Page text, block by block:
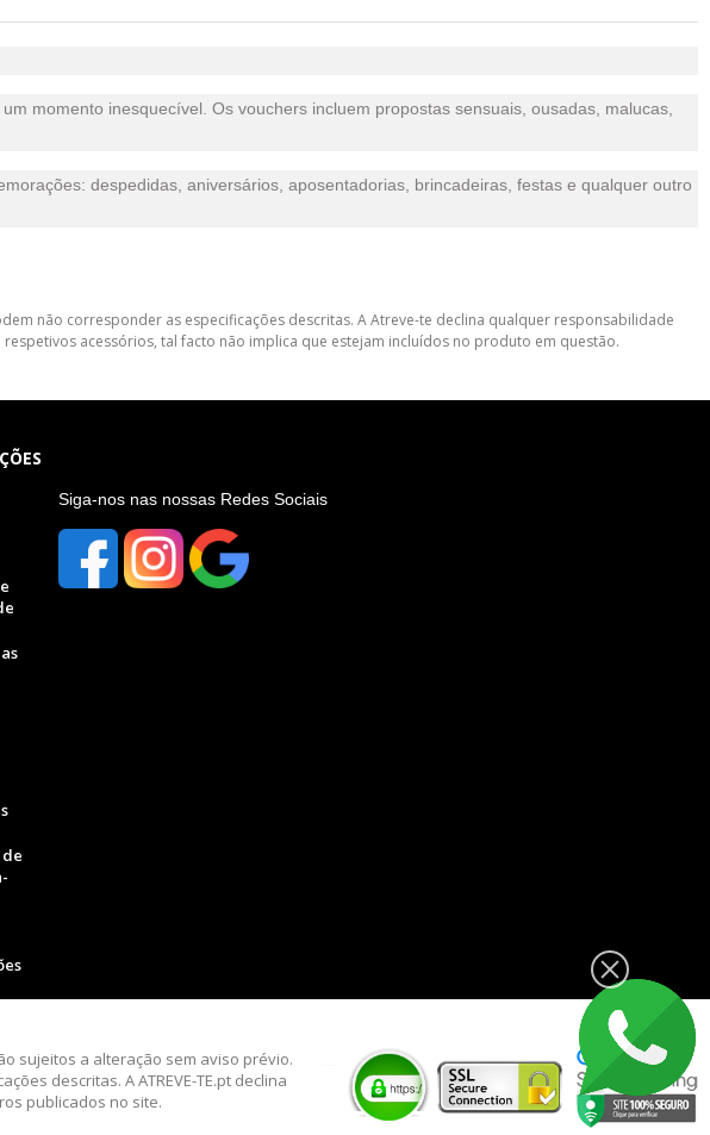
momento inesquecível. Os vouchers incluem propostas sensuais, ousadas, malucas,
despedidas, aniversários, aposentadorias, brincadeiras, festas e qualquer outro
não corresponder as especificações descritas. A Atreve-te declina qualquer responsabilidade
acessórios, tal facto não implica que estejam incluídos no produto em questão.
Siga-nos nas nossas Redes Sociais
sujeitos a alteração sem aviso prévio.
descritas. A ATREVE-TE.pt declina
publicados no site.